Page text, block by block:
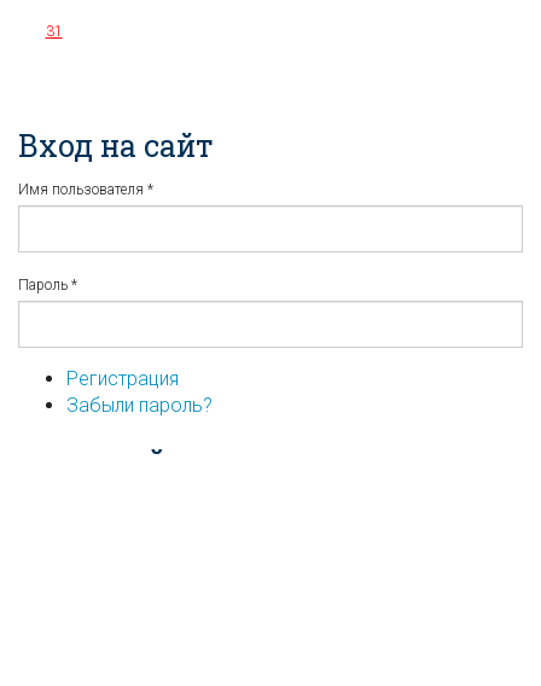
31
Вход на сайт
Имя пользователя *
Пароль *
Регистрация
Забыли пароль?
...или войдите используя